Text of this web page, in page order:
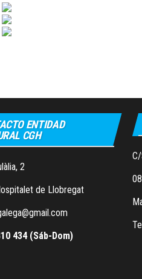
ENTIDAD
CGH
2
de Llobregat
434 (Sáb-Dom)